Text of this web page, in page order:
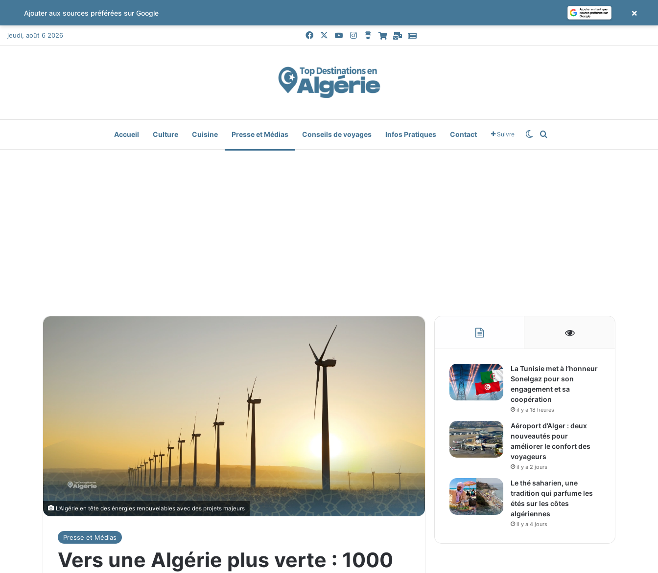
jeudi, août 6 2026 FacebookYouTubeInstagramBuy Me a Coffee
Boutique
MailGoogle News
Accueil Culture Cuisine Presse et Médias Conseils de voyages Infos Pratiques Contact Suivre Switch skin
L’Algérie en tête des énergies renouvelables avec des projets majeurs
Presse et Médias
Vers une Algérie plus verte : 1000
La Tunisie met à l’honneur
Sonelgaz pour son
engagement et sa
coopération
il y a 18 heures
Aéroport d’Alger : deux
nouveautés pour
améliorer le confort des
voyageurs
il y a 2 jours
Le thé saharien, une
tradition qui parfume les
étés sur les côtes
algériennes
il y a 4 jours
Ajouter aux sources préférées sur Google ×